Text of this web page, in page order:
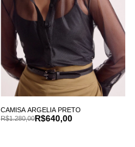
CAMISA ARGELIA PRETO
R$640,00
R$1.280,00